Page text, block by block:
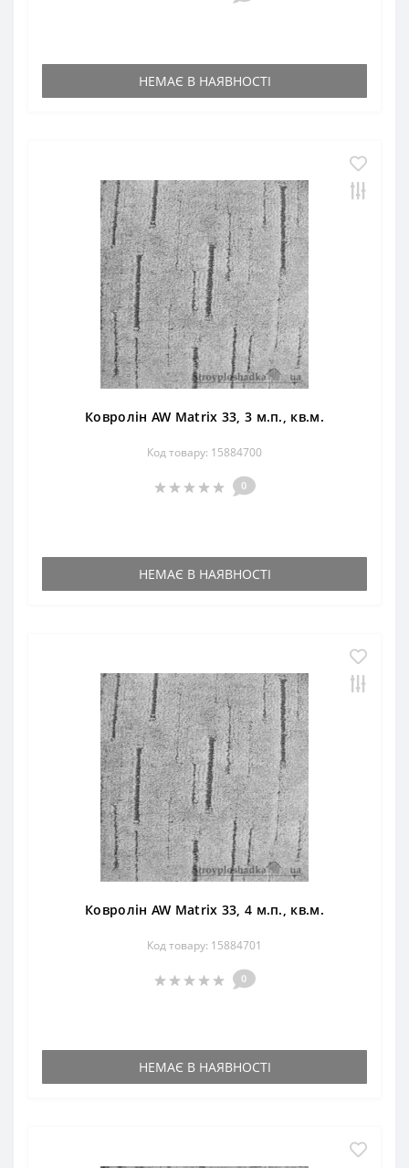
НЕМАЄ В НАЯВНОСТІ
Ковролін AW Matrix 33, 3 м.п., кв.м.
Код товару: 15884700
0
НЕМАЄ В НАЯВНОСТІ
Ковролін AW Matrix 33, 4 м.п., кв.м.
Код товару: 15884701
0
НЕМАЄ В НАЯВНОСТІ